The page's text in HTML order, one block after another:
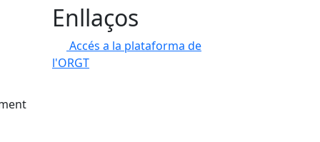
Enllaços
Accés a la plataforma de
l'ORGT